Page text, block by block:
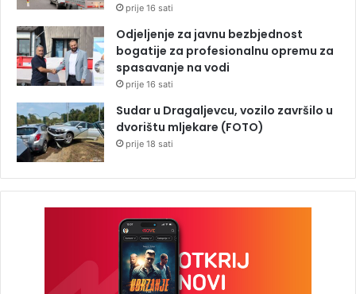
prije 16 sati
Odjeljenje za javnu bezbjednost
bogatije za profesionalnu opremu za
spasavanje na vodi
prije 16 sati
Sudar u Dragaljevcu, vozilo završilo u
dvorištu mljekare (FOTO)
prije 18 sati